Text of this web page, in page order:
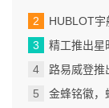
HUBLOT
精工推出星
路易威登推
金蜂铭徽，